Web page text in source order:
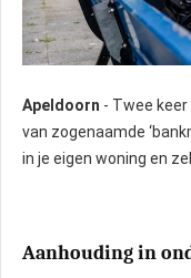
Apeldoorn - Twee
van zogenaamde
in je eigen woning en
Aanhouding in